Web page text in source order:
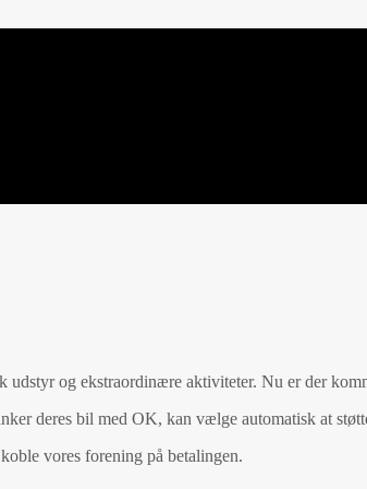
og ekstraordinære aktiviteter. Nu er der
deres bil med OK, kan vælge automatisk at
vores forening på betalingen.